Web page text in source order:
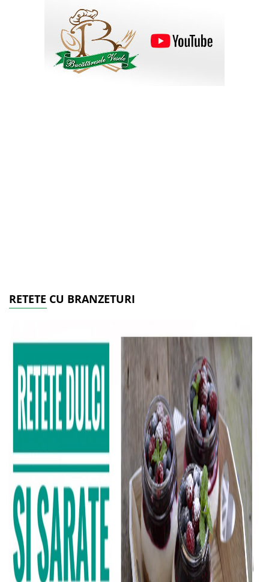
RETETE CU BRANZETURI